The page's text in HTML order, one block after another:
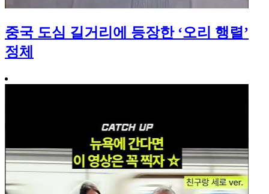
중국 도심 길거리에 등장한 ‘오리 행렬’
정체